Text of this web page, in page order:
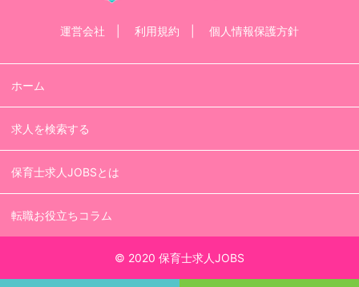
運営会社 利用規約 個人情報保護方針
ホーム
求人を検索する
保育士求人JOBSとは
転職お役立ちコラム
© 2020 保育士求人JOBS